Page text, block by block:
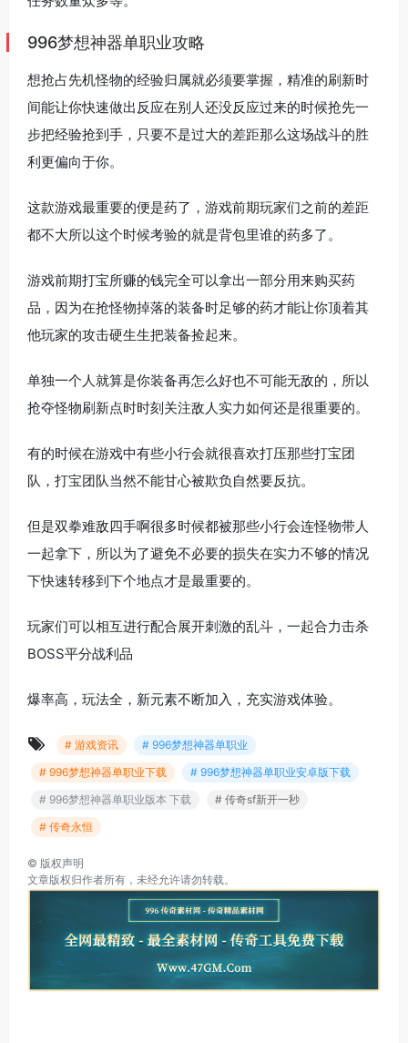
996梦想神器单职业攻略
想抢占先机怪物的经验归属就必须要掌握，精准的刷新时
间能让你快速做出反应在别人还没反应过来的时候抢先一
步把经验抢到手，只要不是过大的差距那么这场战斗的胜
利更偏向于你。
这款游戏最重要的便是药了，游戏前期玩家们之前的差距
都不大所以这个时候考验的就是背包里谁的药多了。
游戏前期打宝所赚的钱完全可以拿出一部分用来购买药
品，因为在抢怪物掉落的装备时足够的药才能让你顶着其
他玩家的攻击硬生生把装备捡起来。
单独一个人就算是你装备再怎么好也不可能无敌的，所以
抢夺怪物刷新点时时刻关注敌人实力如何还是很重要的。
有的时候在游戏中有些小行会就很喜欢打压那些打宝团
队，打宝团队当然不能甘心被欺负自然要反抗。
但是双拳难敌四手啊很多时候都被那些小行会连怪物带人
一起拿下，所以为了避免不必要的损失在实力不够的情况
下快速转移到下个地点才是最重要的。
玩家们可以相互进行配合展开刺激的乱斗，一起合力击杀
BOSS平分战利品
爆率高，玩法全，新元素不断加入，充实游戏体验。
# 游戏资讯
# 996梦想神器单职业
# 996梦想神器单职业下载
# 996梦想神器单职业安卓版下载
# 996梦想神器单职业版本 下载
# 传奇sf新开一秒
# 传奇永恒
© 版权声明
文章版权归作者所有，未经允许请勿转载。